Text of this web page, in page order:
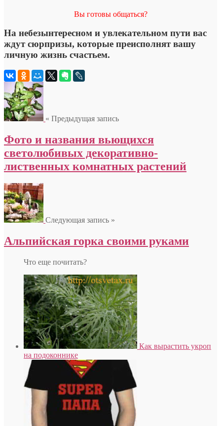
Вы готовы общаться?
На небезынтересном и увлекательном пути вас
ждут сюрпризы, которые преисполнят вашу
личную жизнь счастьем.
« Предыдущая запись
Фото и названия вьющихся
светолюбивых декоративно-
лиственных комнатных растений
Следующая запись »
Альпийская горка своими руками
Что еще почитать?
Как вырастить укроп
на подоконнике